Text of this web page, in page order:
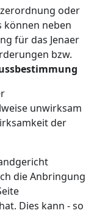
oder
können neben
für das Jenaer
bzw.
unwirksam
der
die Anbringung
Dies kann - so